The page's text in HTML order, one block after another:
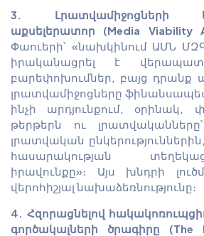
3. Լրատվամիջոցների
աքսելերատոր (Media Viability
Փաուերի՝ «նախկինում ԱՄՆ
իրականացրել է
բարեփոխումներ, բայց դրանք
լրատվամիջոցները
ինչի արդյունքում, օրինակ,
թերթերն ու
լրատվական
հասարակության
իրավունքը»։ Այս խնդրի
վերոհիշյալ նախաձեռնությունը։
4. Հզորացնելով
գործակալների ծրագիրը (The